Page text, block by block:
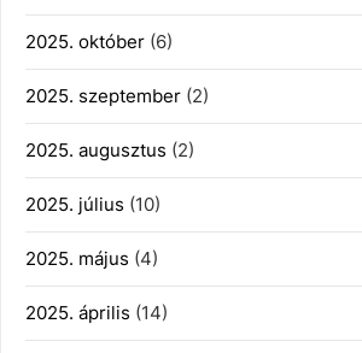
2025. október (6)
2025. szeptember (2)
2025. augusztus (2)
2025. július (10)
2025. május (4)
2025. április (14)